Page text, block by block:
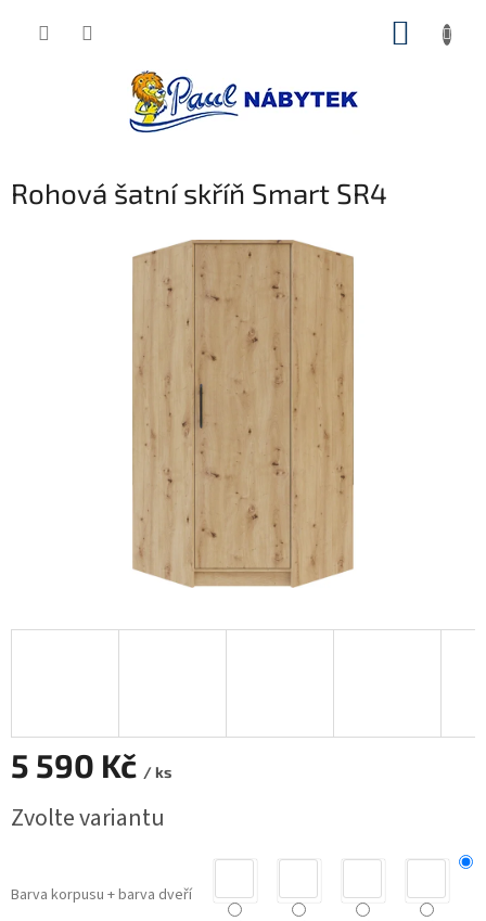
Rohová šatní skříň Smart SR4
5 590 Kč / ks
cena:
Zvolte variantu
Barva korpusu + barva dveří